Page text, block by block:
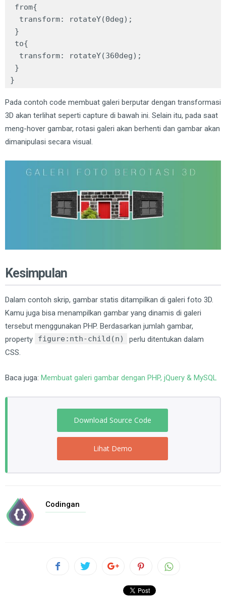
from{
  transform: rotateY(0deg);
}
to{
  transform: rotateY(360deg);
}
}
Pada contoh code membuat galeri berputar dengan transformasi
3D akan terlihat seperti capture di bawah ini. Selain itu, pada saat
meng-hover gambar, rotasi galeri akan berhenti dan gambar akan
dimanipulasi secara visual.
Kesimpulan
Dalam contoh skrip, gambar statis ditampilkan di galeri foto 3D.
Kamu juga bisa menampilkan gambar yang dinamis di galeri
tersebut menggunakan PHP. Berdasarkan jumlah gambar,
property
figure:nth-child(n)
perlu ditentukan dalam
CSS.
Baca juga: Membuat galeri gambar dengan PHP, jQuery & MySQL
Download Source Code
Lihat Demo
Codingan